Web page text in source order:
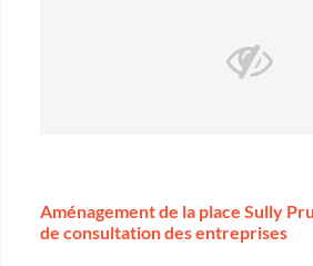
Aménagement de la place Sully
de consultation des entreprises